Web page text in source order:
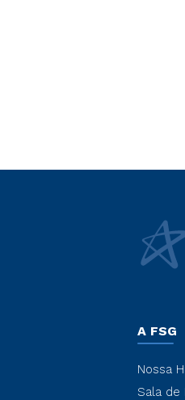
A FSG
Nossa
Sala de